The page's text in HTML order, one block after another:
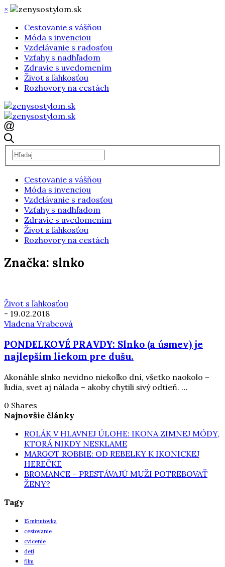
×
Cestovanie s vášňou
Móda s invenciou
Vzdelávanie s radosťou
Vzťahy s nadhľadom
Zdravie s uvedomením
Život s ľahkosťou
Rozhovory na cestách
Cestovanie s vášňou
Móda s invenciou
Vzdelávanie s radosťou
Vzťahy s nadhľadom
Zdravie s uvedomením
Život s ľahkosťou
Rozhovory na cestách
Značka: slnko
Život s ľahkosťou
- 19.02.2018
Vladena Vrabcová
PONDELKOVÉ PRAVDY: Slnko (a úsmev) je
najlepším liekom pre dušu.
Akonáhle slnko nevidno niekoľko dní, všetko naokolo –
ľudia, svet aj nálada – akoby chytili sivý odtieň. …
0 Shares
Najnovšie články
ROLÁK V HLAVNEJ ÚLOHE: IKONA ZIMNEJ MÓDY,
KTORÁ NIKDY NESKLAME
MARGOT ROBBIE: OD REBELKY K IKONICKEJ
HEREČKE
BROMANCE – PRESTÁVAJÚ MUŽI POTREBOVAŤ
ŽENY?
Tagy
15 minutovka
cestovanie
cvicenie
deti
film